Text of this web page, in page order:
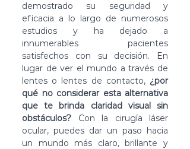
demostrado su seguridad y
eficacia a lo largo de numerosos
estudios y ha dejado a
innumerables pacientes
satisfechos con su decisión. En
lugar de ver el mundo a través de
lentes o lentes de contacto, ¿por
qué no considerar esta alternativa
que te brinda claridad visual sin
obstáculos? Con la cirugía láser
ocular, puedes dar un paso hacia
un mundo más claro, brillante y